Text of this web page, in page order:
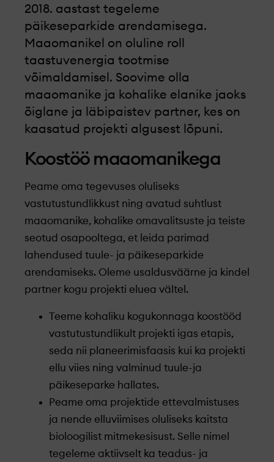
2018. aastast tegeleme
päikeseparkide arendamisega.
Maaomanikel on oluline roll
taastuvenergia tootmise
võimaldamisel. Soovime olla
maaomanike ja kohalike elanike jaoks
õiglane ja läbipaistev partner, kes on
kaasatud projekti algusest lõpuni.
Koostöö maaomanikega
Peame oma tegevuses oluliseks
vastutustundlikkust ning avatud suhtlust
maaomanike, kohalike omavalitsuste ja teiste
seotud osapooltega, et leida parimad
lahendused tuule- ja päikeseparkide
arendamiseks. Oleme usaldusväärne ja kindel
partner kogu projekti eluea vältel.
Teeme kohaliku kogukonnaga koostööd
vastutustundlikult projekti igas etapis,
seda nii planeerimisfaasis kui ka projekti
ellu viies ning valminud tuule-ja
päikeseparke hallates.
Peame oma projektide ettevalmistuses
ja nende elluviimises oluliseks kaitsta
bioloogilist mitmekesisust. Selle nimel
tegeleme aktiivselt ka teadus- ja